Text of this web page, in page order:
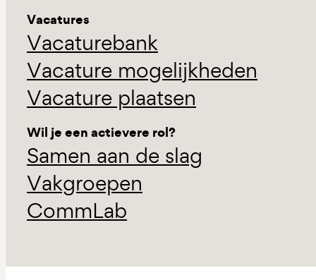
Vacatures
Vacaturebank
Vacature mogelijkheden
Vacature plaatsen
Wil je een actievere rol?
Samen aan de slag
Vakgroepen
CommLab